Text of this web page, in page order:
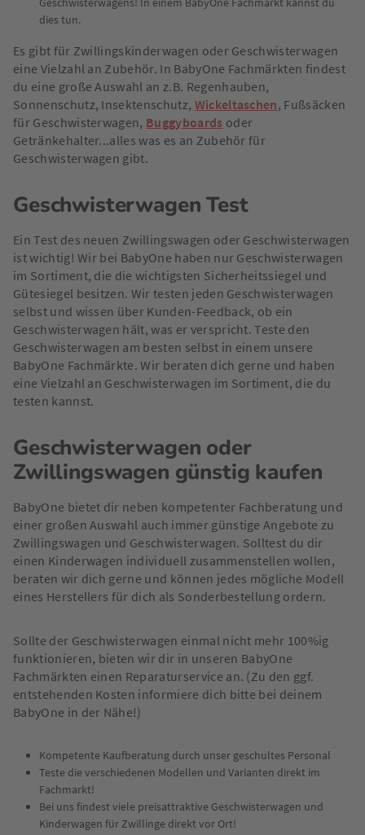
dies tun.
Es gibt für Zwillingskinderwagen oder Geschwisterwagen
eine Vielzahl an Zubehör. In BabyOne Fachmärkten findest
du eine große Auswahl an z.B. Regenhauben,
Sonnenschutz, Insektenschutz, Wickeltaschen, Fußsäcken
für Geschwisterwagen, Buggyboards oder
Getränkehalter...alles was es an Zubehör für
Geschwisterwagen gibt.
Geschwisterwagen Test
Ein Test des neuen Zwillingswagen oder Geschwisterwagen
ist wichtig! Wir bei BabyOne haben nur Geschwisterwagen
im Sortiment, die die wichtigsten Sicherheitssiegel und
Gütesiegel besitzen. Wir testen jeden Geschwisterwagen
selbst und wissen über Kunden-Feedback, ob ein
Geschwisterwagen hält, was er verspricht. Teste den
Geschwisterwagen am besten selbst in einem unsere
BabyOne Fachmärkte. Wir beraten dich gerne und haben
eine Vielzahl an Geschwisterwagen im Sortiment, die du
testen kannst.
Geschwisterwagen oder
Zwillingswagen günstig kaufen
BabyOne bietet dir neben kompetenter Fachberatung und
einer großen Auswahl auch immer günstige Angebote zu
Zwillingswagen und Geschwisterwagen. Solltest du dir
einen Kinderwagen individuell zusammenstellen wollen,
beraten wir dich gerne und können jedes mögliche Modell
eines Herstellers für dich als Sonderbestellung ordern.
Sollte der Geschwisterwagen einmal nicht mehr 100%ig
funktionieren, bieten wir dir in unseren BabyOne
Fachmärkten einen Reparaturservice an. (Zu den ggf.
entstehenden Kosten informiere dich bitte bei deinem
BabyOne in der Nähe!)
Kompetente Kaufberatung durch unser geschultes Personal
Teste die verschiedenen Modellen und Varianten direkt im
Fachmarkt!
Bei uns findest viele preisattraktive Geschwisterwagen und
Kinderwagen für Zwillinge direkt vor Ort!